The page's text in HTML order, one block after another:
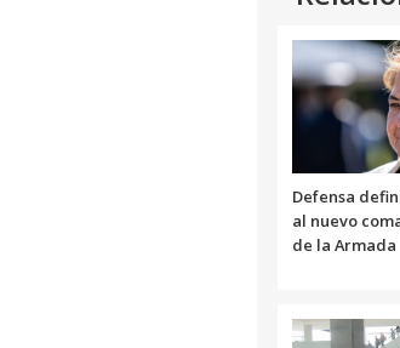
Defensa
al nuevo
de la Armada